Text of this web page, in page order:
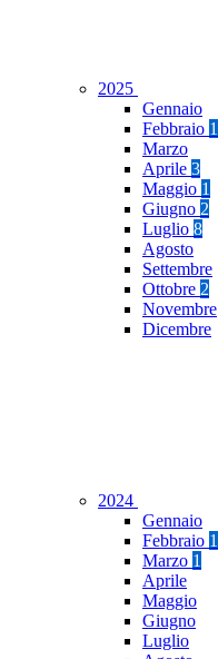
2025
Gennaio
Febbraio 1
Marzo
Aprile 3
Maggio 1
Giugno 2
Luglio 8
Agosto
Settembre
Ottobre 2
Novembre
Dicembre
2024
Gennaio
Febbraio 1
Marzo 1
Aprile
Maggio
Giugno
Luglio